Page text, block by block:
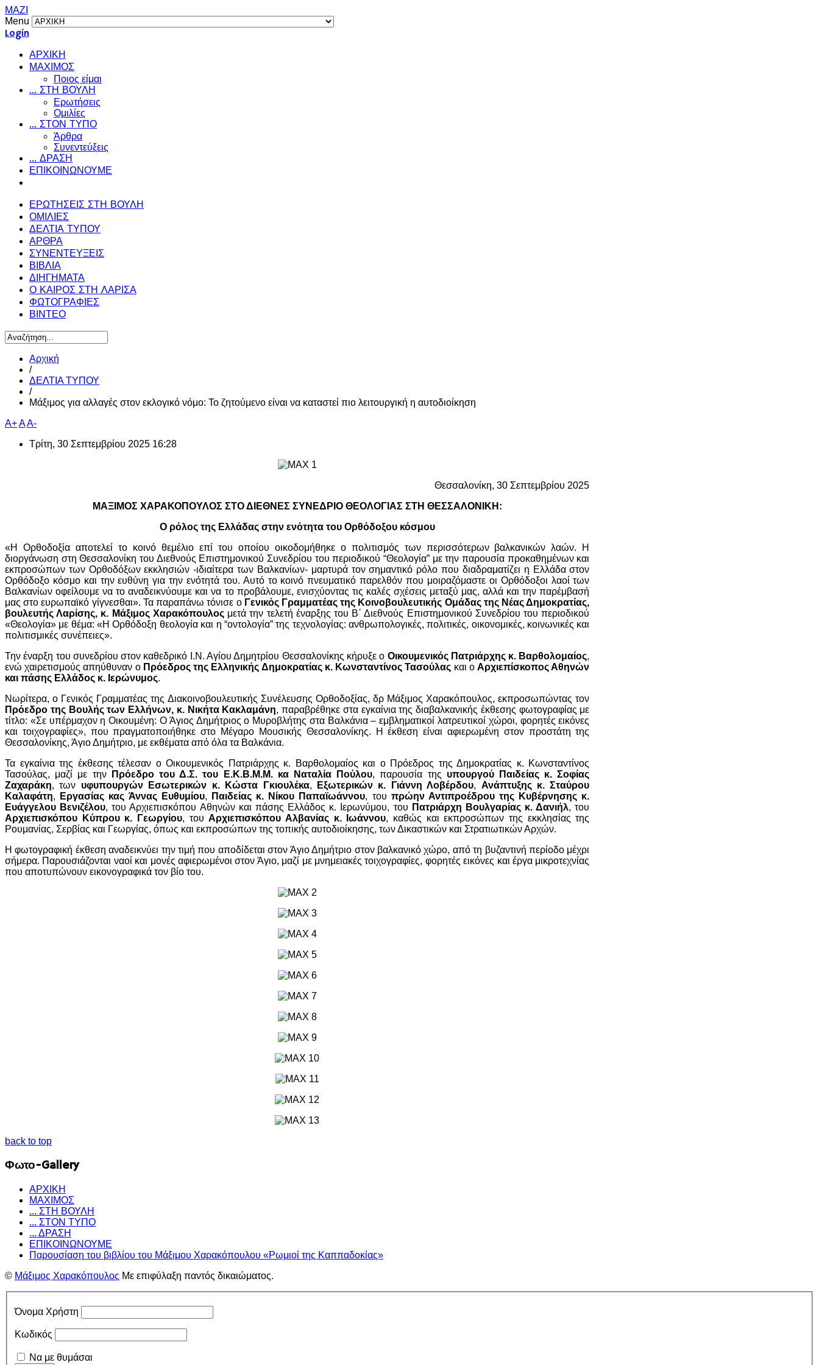
ΜΑΖΙ
Menu
Login
ΑΡΧΙΚΗ
ΜΑΧΙΜΟΣ
Ποιος είμαι
... ΣΤΗ ΒΟΥΛΗ
Ερωτήσεις
Ομιλίες
... ΣΤΟΝ ΤΥΠΟ
Άρθρα
Συνεντεύξεις
... ΔΡΑΣΗ
ΕΠΙΚΟΙΝΩΝΟΥΜΕ
ΕΡΩΤΗΣΕΙΣ ΣΤΗ ΒΟΥΛΗ
ΟΜΙΛΙΕΣ
ΔΕΛΤΙΑ ΤΥΠΟΥ
ΑΡΘΡΑ
ΣΥΝΕΝΤΕΥΞΕΙΣ
ΒΙΒΛΙΑ
ΔΙΗΓΗΜΑΤΑ
Ο ΚΑΙΡΟΣ ΣΤΗ ΛΑΡΙΣΑ
ΦΩΤΟΓΡΑΦΙΕΣ
ΒΙΝΤΕΟ
Αρχική
/
ΔΕΛΤΙΑ ΤΥΠΟΥ
/
Μάξιμος για αλλαγές στον εκλογικό νόμο: Το ζητούμενο είναι να καταστεί πιο λειτουργική η αυτοδιοίκηση
A+AA-
Τρίτη, 30 Σεπτεμβρίου 2025 16:28
Θεσσαλονίκη, 30 Σεπτεμβρίου 2025
ΜΑΞΙΜΟΣ ΧΑΡΑΚΟΠΟΥΛΟΣ ΣΤΟ ΔΙΕΘΝΕΣ ΣΥΝΕΔΡΙΟ ΘΕΟΛΟΓΙΑΣ ΣΤΗ ΘΕΣΣΑΛΟΝΙΚΗ:
Ο ρόλος της Ελλάδας στην ενότητα του Ορθόδοξου κόσμου
«Η Ορθοδοξία αποτελεί το κοινό θεμέλιο επί του οποίου οικοδομήθηκε ο πολιτισμός των περισσότερων βαλκανικών λαών. Η
διοργάνωση στη Θεσσαλονίκη του Διεθνούς Επιστημονικού Συνεδρίου του περιοδικού “Θεολογία” με την παρουσία προκαθημένων και
εκπροσώπων των Ορθοδόξων εκκλησιών -ιδιαίτερα των Βαλκανίων- μαρτυρά τον σημαντικό ρόλο που διαδραματίζει η Ελλάδα στον
Ορθόδοξο κόσμο και την ευθύνη για την ενότητά του. Αυτό το κοινό πνευματικό παρελθόν που μοιραζόμαστε οι Ορθόδοξοι λαοί των
Βαλκανίων οφείλουμε να το αναδεικνύουμε και να το προβάλουμε, ενισχύοντας τις καλές σχέσεις μεταξύ μας, αλλά και την παρέμβασή
μας στο ευρωπαϊκό γίγνεσθαι». Τα παραπάνω τόνισε ο Γενικός Γραμματέας της Κοινοβουλευτικής Ομάδας της Νέας Δημοκρατίας,
βουλευτής Λαρίσης, κ. Μάξιμος Χαρακόπουλοςμετά την τελετή έναρξης του Β΄ Διεθνούς Επιστημονικού Συνεδρίου του περιοδικού
«Θεολογία» με θέμα: «Η Ορθόδοξη θεολογία και η “οντολογία” της τεχνολογίας: ανθρωπολογικές, πολιτικές, οικονομικές, κοινωνικές και
πολιτισμικές συνέπειες».
Την έναρξη του συνεδρίου στον καθεδρικό Ι.Ν. Αγίου Δημητρίου Θεσσαλονίκης κήρυξε ο Οικουμενικός Πατριάρχης κ. Βαρθολομαίος,
ενώ χαιρετισμούς απηύθυναν ο Πρόεδρος της Ελληνικής Δημοκρατίας κ. Κωνσταντίνος Τασούλας και οΑρχιεπίσκοπος Αθηνών
και πάσης Ελλάδος κ. Ιερώνυμος.
Νωρίτερα, ο Γενικός Γραμματέας της Διακοινοβουλευτικής Συνέλευσης Ορθοδοξίας, δρ Μάξιμος Χαρακόπουλος, εκπροσωπώντας τον
Πρόεδρο της Βουλής των Ελλήνων, κ. Νικήτα Κακλαμάνη, παραβρέθηκε στα εγκαίνια της διαβαλκανικής έκθεσης φωτογραφίας με
τίτλο: «Σε υπέρμαχον η Οικουμένη: Ο Άγιος Δημήτριος ο Μυροβλήτης στα Βαλκάνια – εμβληματικοί λατρευτικοί χώροι, φορητές εικόνες
και τοιχογραφίες», που πραγματοποιήθηκε στο Μέγαρο Μουσικής Θεσσαλονίκης. Η έκθεση είναι αφιερωμένη στον προστάτη της
Θεσσαλονίκης, Άγιο Δημήτριο, με εκθέματα από όλα τα Βαλκάνια.
Τα εγκαίνια της έκθεσης τέλεσαν ο Οικουμενικός Πατριάρχης κ. Βαρθολομαίος και ο Πρόεδρος της Δημοκρατίας κ. Κωνσταντίνος
Τασούλας, μαζί με την
Πρόεδρο του Δ.Σ. του Ε.Κ.Β.Μ.Μ. κα Ναταλία Πούλου, παρουσία της υπουργού Παιδείας κ. Σοφίας
Ζαχαράκη, των υφυπουργών Εσωτερικών κ. Κώστα Γκιουλέκα, Εξωτερικών κ. Γιάννη Λοβέρδου, Ανάπτυξης κ. Σταύρου
Καλαφάτη, Εργασίας κας Άννας Ευθυμίου, Παιδείας κ. Νίκου Παπαϊωάννου, του πρώην Αντιπροέδρου της Κυβέρνησης κ.
Ευάγγελου Βενιζέλου, του Αρχιεπισκόπου Αθηνών και πάσης Ελλάδος κ. Ιερωνύμου, του Πατριάρχη Βουλγαρίας κ. Δανιήλ, του
Αρχιεπισκόπου Κύπρου κ. Γεωργίου, τουΑρχιεπισκόπου Αλβανίας κ. Ιωάννου, καθώς και εκπροσώπων της εκκλησίας της
Ρουμανίας, Σερβίας και Γεωργίας, όπως και εκπροσώπων της τοπικής αυτοδιοίκησης, των Δικαστικών και Στρατιωτικών Αρχών.
Η φωτογραφική έκθεση αναδεικνύει την τιμή που αποδίδεται στον Άγιο Δημήτριο στον βαλκανικό χώρο, από τη βυζαντινή περίοδο μέχρι
σήμερα. Παρουσιάζονται ναοί και μονές αφιερωμένοι στον Άγιο, μαζί με μνημειακές τοιχογραφίες, φορητές εικόνες και έργα μικροτεχνίας
που αποτυπώνουν εικονογραφικά τον βίο του.
back to top
Φωτο-Gallery
ΑΡΧΙΚΗ
ΜΑΧΙΜΟΣ
... ΣΤΗ ΒΟΥΛΗ
... ΣΤΟΝ ΤΥΠΟ
... ΔΡΑΣΗ
ΕΠΙΚΟΙΝΩΝΟΥΜΕ
Παρουσίαση του βιβλίου του Μάξιμου Χαρακόπουλου «Ρωμιοί της Καππαδοκίας»
© Μάξιμος Χαρακόπουλος Με επιφύλαξη παντός δικαιώματος.
Όνομα Χρήστη
Κωδικός
Να με θυμάσαι